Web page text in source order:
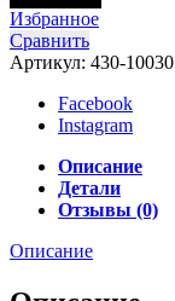
Избранное
Сравнить
Артикул: 430-
Facebook
Instagram
Описание
Детали
Отзывы (0)
Описание